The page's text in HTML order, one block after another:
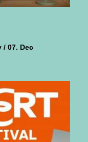
/ 07. Dec